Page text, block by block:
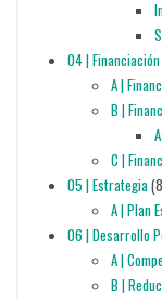
04 | Financiación
A |
B |
C |
05 | Estrategia
A | Plan
06 | Desarrollo
A |
B |